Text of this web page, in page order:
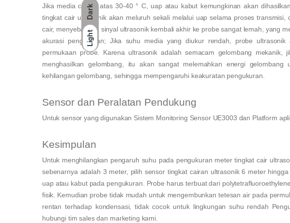
Dark
Light
Jika media cair di atas 30-40 ° C, uap atau kabut kemungkinan akan
tingkat cair ultrasonik akan meluruh sekali melalui uap selama proses
cair, menyebabkan sinyal ultrasonik kembali akhir ke probe sangat lemah, yang
akurasi pengukuran; Jika suhu media yang diukur rendah, probe
permukaan probe. Karena ultrasonik adalah semacam gelombang
menghasilkan gelombang, itu akan sangat melemahkan energi
kehilangan gelombang, sehingga mempengaruhi keakuratan pengukuran.
Sensor dan Peralatan Pendukung
Untuk sensor yang digunakan Sistem Monitoring Sensor UE3003 dan Platform
Kesimpulan
Untuk menghilangkan pengaruh suhu pada pengukuran meter tingkat cair
sebenarnya adalah 3 meter, pilih sensor tingkat cairan ultrasonik 6 meter
uap atau kabut pada pengukuran. Probe harus terbuat dari
fisik. Kemudian probe tidak mudah untuk mengembunkan tetesan air pada
rentan terhadap kondensasi, tidak cocok untuk lingkungan suhu rendah
hubungi tim sales dan marketing kami.